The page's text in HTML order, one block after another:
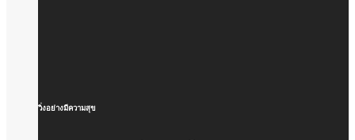
วิ่งอย่างมีความสุข